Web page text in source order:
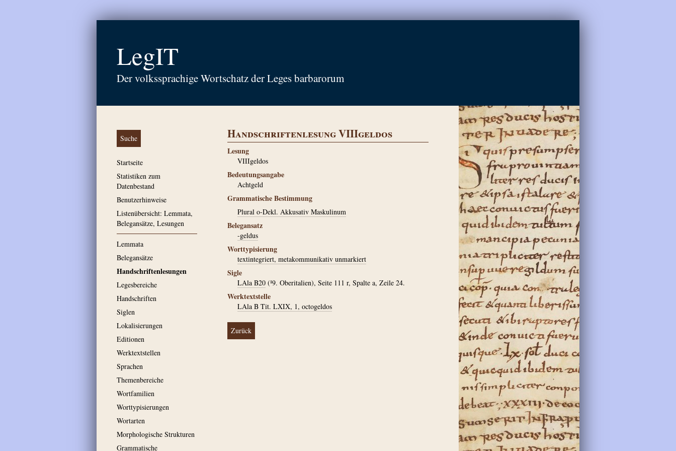
LegIT
Der volkssprachige Wortschatz der Leges barbarorum
Suche
Startseite
Statistiken zum
Datenbestand
Benutzerhinweise
Listenübersicht: Lemmata,
Belegansätze, Lesungen
Lemmata
Belegansätze
Handschriftenlesungen
Legesbereiche
Handschriften
Siglen
Lokalisierungen
Editionen
Werktextstellen
Sprachen
Themenbereiche
Wortfamilien
Worttypisierungen
Wortarten
Morphologische Strukturen
Grammatische
Handschriftenlesung VIIIgeldos
Lesung
VIIIgeldos
Bedeutungsangabe
Achtgeld
Grammatische Bestimmung
Plural o-Dekl. Akkusativ Maskulinum
Belegansatz
-geldus
Worttypisierung
textintegriert, metakommunikativ unmarkiert
Sigle
LAla B20 (¹9. Oberitalien), Seite 111 r, Spalte a, Zeile 24.
Werktextstelle
LAla B Tit. LXIX, 1, octogeldos
Zurück